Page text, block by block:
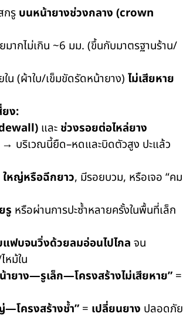
กรู บนหน้ายางช่วงกลาง (crown
มากไม่เกิน ~6 มม. (ขึ้นกับมาตรฐานร้าน/
ใน (ผ้าใบ/เข็มขัดรัดหน้ายาง) ไม่เสียหาย
ยง:
และ ช่วงรอยต่อไหล่ยาง
→ บริเวณนี้ยืด–หดและบิดตัวสูง ปะแล้ว
ใหญ่หรือฉีกยาว, มีรอยบวม, หรือเจอ “คม
รู หรือผ่านการปะซ้ำหลายครั้งในพื้นที่เล็ก
ฟบจนวิ่งด้วยลมอ่อนไปไกล จน
หม้ใน
ายาง—รูเล็ก—โครงสร้างไม่เสียหาย” =
โครงสร้างช้ำ” = เปลี่ยนยาง ปลอดภัย